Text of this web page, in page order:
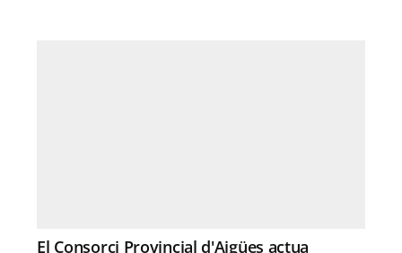
El Consorci Provincial d'Aigües actua